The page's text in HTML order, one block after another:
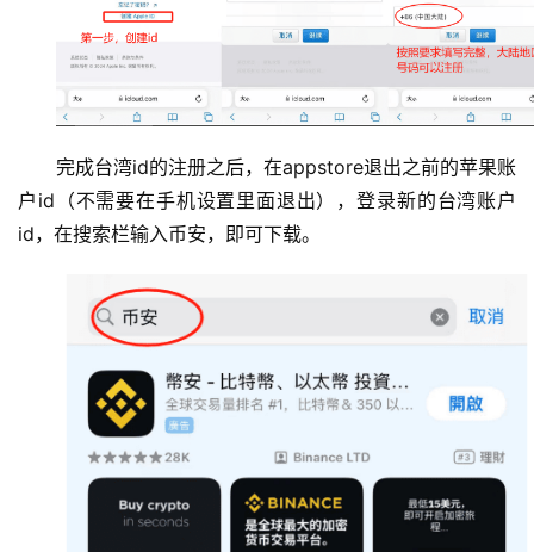
闻
完成台湾id的注册之后，在appstore退出之前的苹果账
户id（不需要在手机设置里面退出），登录新的台湾账户
id，在搜索栏输入币安，即可下载。